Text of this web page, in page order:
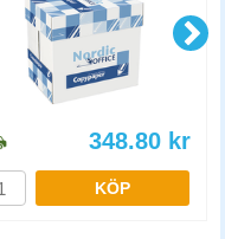
348.80 kr
KÖP